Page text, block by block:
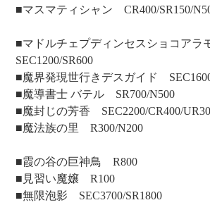
■マスマティシャン CR400/SR150/
■マドルチェプディンセスショコア
SEC1200/SR600
■魔界発現世行きデスガイド
■魔導書士 バテル SR700/N500
■魔封じの芳香 SEC2200/CR400/
■魔法族の里 R300/N200
■霞の谷の巨神鳥 R800
■見習い魔嬢 R100
■無限泡影 SEC3700/SR1800